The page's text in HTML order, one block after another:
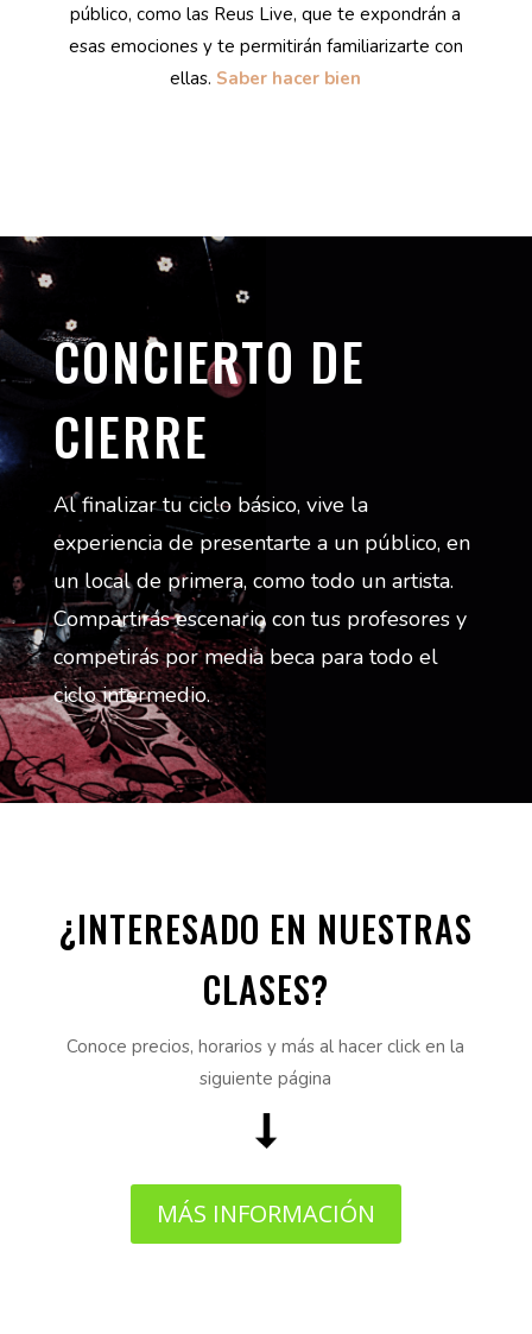
público, como las Reus Live, que te expondrán a
esas emociones y te permitirán familiarizarte con
ellas. Saber hacer bien
CONCIERTO DE
CIERRE
Al finalizar tu ciclo básico, vive la
experiencia de presentarte a un público, en
un local de primera, como todo un artista.
Compartirás escenario con tus profesores y
competirás por media beca para todo el
ciclo intermedio.
¿INTERESADO EN NUESTRAS
CLASES?
Conoce precios, horarios y más al hacer click en la
siguiente página
MÁS INFORMACIÓN